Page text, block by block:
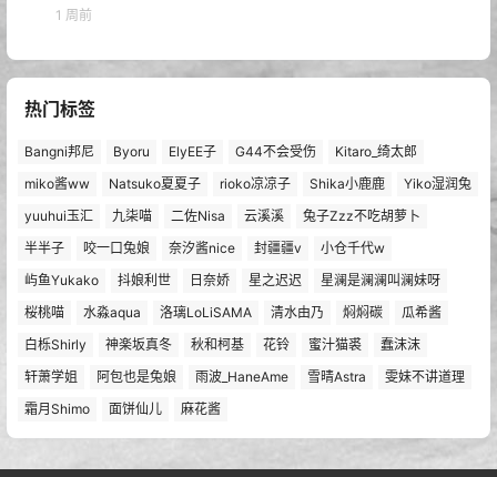
1 周前
热门标签
Bangni邦尼 Byoru ElyEE子 G44不会受伤
Kitaro_绮太郎
miko酱ww
Natsuko夏夏子 rioko凉凉子 Shika小鹿鹿
Yiko湿润兔
yuuhui玉汇
九柒喵 二佐Nisa 云溪溪
兔子Zzz不吃胡萝卜
半半子
咬一口兔娘 奈汐酱nice 封疆疆v
小仓千代w
屿鱼Yukako
抖娘利世 日奈娇 星之迟迟
星澜是澜澜叫澜妹呀
桜桃喵
水淼aqua 洛璃LoLiSAMA 清水由乃 焖焖碳
瓜希酱
白栎Shirly
神楽坂真冬 秋和柯基 花铃 蜜汁猫裘
蠢沫沫
轩萧学姐
阿包也是兔娘 雨波_HaneAme 雪晴Astra
雯妹不讲道理
霜月Shimo
面饼仙儿 麻花酱